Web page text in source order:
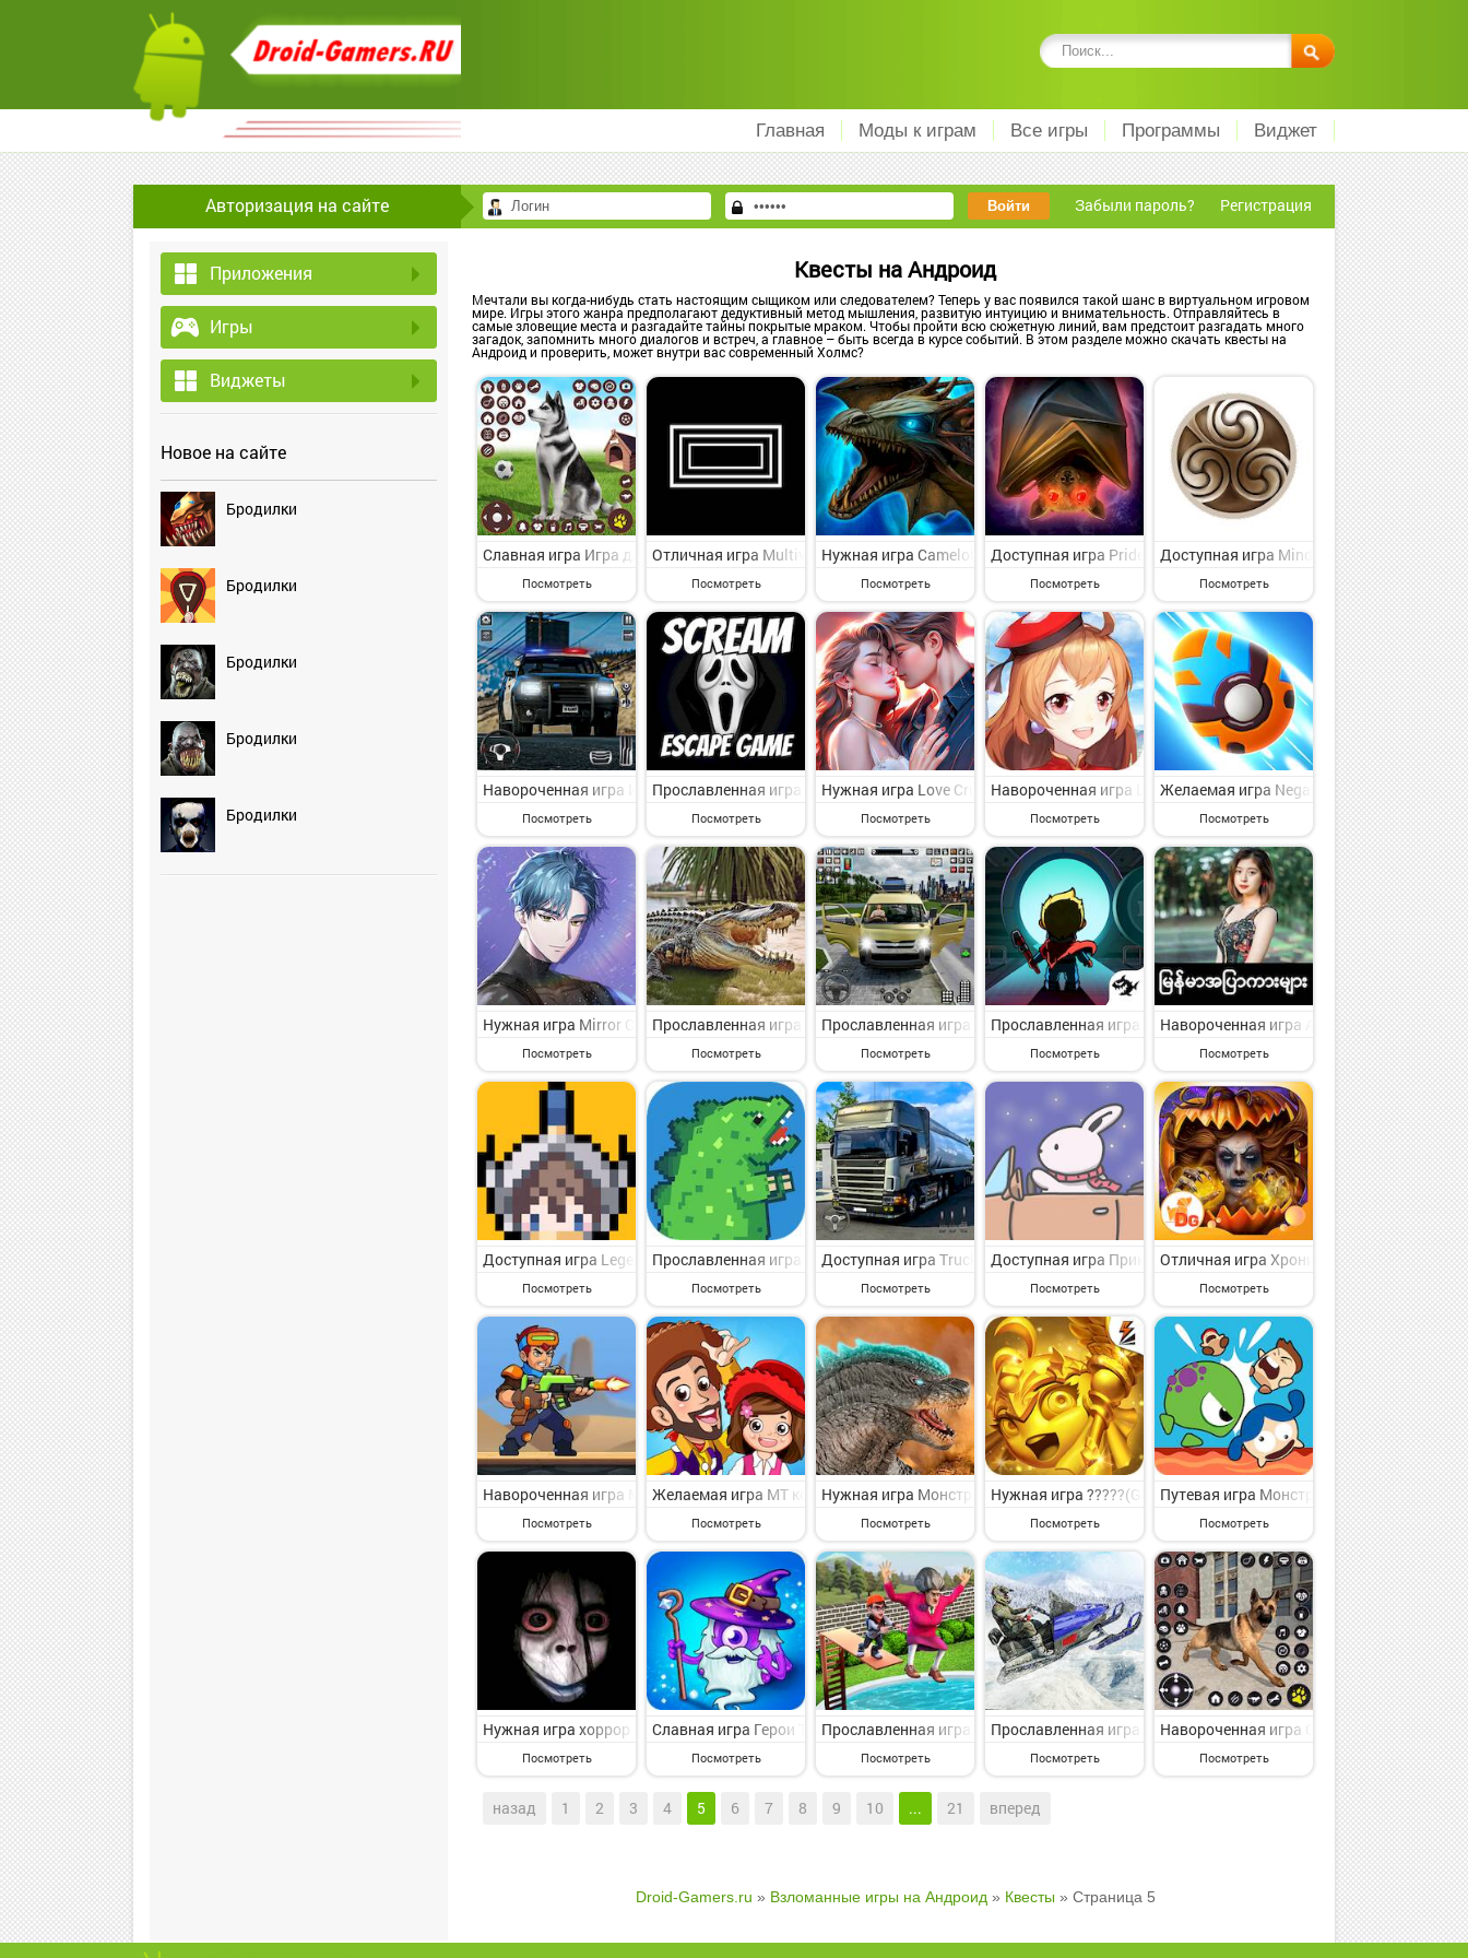
Главная Моды к играм Все игры Программы Виджет
Авторизация на сайте Забыли пароль? Регистрация
Приложения
Игры
Виджеты
Новое на сайте
Бродилки
Бродилки
Бродилки
Бродилки
Бродилки
Квесты на Андроид
Мечтали вы когда-нибудь стать настоящим сыщиком или следователем? Теперь у вас появился такой шанс в виртуальном игровом
мире. Игры этого жанра предполагают дедуктивный метод мышления, развитую интуицию и внимательность. Отправляйтесь в
самые зловещие места и разгадайте тайны покрытые мраком. Чтобы пройти всю сюжетную линий, вам предстоит разгадать много
загадок, запомнить много диалогов и встреч, а главное – быть всегда в курсе событий. В этом разделе можно скачать квесты на
Андроид и проверить, может внутри вас современный Холмс?
Славная игра Игра для симулятора собак на Андроид - увлекательная приключенческая игрушка для опытных игроков от славного
Посмотреть
Отличная игра Multiverse на Андроид - представляющая интерес приключенческая игрушка для искушенного
Посмотреть
Нужная игра Camelot: The Green Knight на Андроид - интересная приключенческая
Посмотреть
Доступная игра Pride and Prejudice Blood Ties на Андроид -
Посмотреть
Доступная игра Mindbugs на Андроид -
Посмотреть
Навороченная игра Игры полицейские машины 3d на Андроид - интересная приключенческая игрушка для избранных от видного
Посмотреть
Прославленная игра Scream: Escape from Ghost Face на Андроид - веселая приключенческая игрушка для
Посмотреть
Нужная игра Love Crush: любовь истории на Андроид - веселая приключенческая
Посмотреть
Навороченная игра Legend of Demon Spirits на Андроид -
Посмотреть
Желаемая игра Negamons: Monster
Посмотреть
Нужная игра Mirror City: Save Your Love на Андроид - веселая приключенческая игрушка для классного времяпровождения от
Посмотреть
Прославленная игра Охота крокодил игра на Андроид - веселая приключенческая игрушка для классного
Посмотреть
Прославленная игра Van Simulator Games Indian Van на Андроид - представляющая
Посмотреть
Прославленная игра Savior x Survivor на Андроид -
Посмотреть
Навороченная игра Apyar Kar All Kar Loe
Посмотреть
Доступная игра Legendary.io на Андроид - симпатичная приключенческая игрушка для каждого от славного игрового сообщества
Посмотреть
Прославленная игра Legendary Monster на Андроид - веселая приключенческая игрушка для классного
Посмотреть
Доступная игра Truck Simulator Euro Truck 3d на Андроид - симпатичная
Посмотреть
Доступная игра Приключения Цуки 2 на Андроид - интересная
Посмотреть
Отличная игра Хроники Хэллоуина 2 f2p
Посмотреть
Навороченная игра Metal Fire - Space Invader на Андроид - веселая приключенческая игрушка для классного времяпровождения от
Посмотреть
Желаемая игра MT ковбойские западные игры на Андроид - веселая приключенческая игрушка для
Посмотреть
Нужная игра Монстр Динозавр vs Годзилла на Андроид - увлекательная
Посмотреть
Нужная игра ?????(G&D) - ??? ?? ??? на Андроид -
Посмотреть
Путевая игра Монстр бег: прыгай или
Посмотреть
Нужная игра хоррор игры на выживание ужас на Андроид - симпатичная приключенческая игрушка для каждого от мирового
Посмотреть
Славная игра Герои Три-В-Ряд на Андроид - симпатичная приключенческая игрушка для каждого от видного
Посмотреть
Прославленная игра Nick's Sprint - Escape Miss T на Андроид - увлекательная
Посмотреть
Прославленная игра снежные гонки на квадроциклах на
Посмотреть
Навороченная игра Собака Pet Husky
Посмотреть
назад 1 2 3 4 5 6 7 8 9 10 ... 21 вперед
Droid-Gamers.ru » Взломанные игры на Андроид » Квесты » Страница 5